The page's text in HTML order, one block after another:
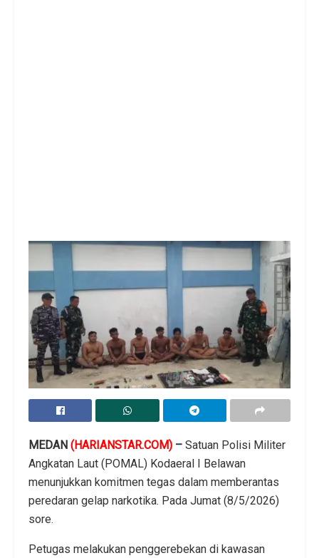
MEDAN (HARIANSTAR.COM) – Satuan Polisi Militer
Angkatan Laut (POMAL) Kodaeral I Belawan
menunjukkan komitmen tegas dalam memberantas
peredaran gelap narkotika. Pada Jumat (8/5/2026)
sore.
Petugas melakukan penggerebekan di kawasan